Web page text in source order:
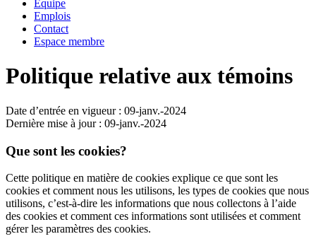
Équipe
Emplois
Contact
Espace membre
Politique relative aux témoins
Date d’entrée en vigueur : 09-janv.-2024
Dernière mise à jour : 09-janv.-2024
Que sont les cookies?
Cette politique en matière de cookies explique ce que sont les
cookies et comment nous les utilisons, les types de cookies que nous
utilisons, c’est-à-dire les informations que nous collectons à l’aide
des cookies et comment ces informations sont utilisées et comment
gérer les paramètres des cookies.